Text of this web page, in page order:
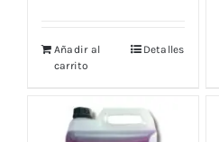
Añadir al
carrito
Detalles